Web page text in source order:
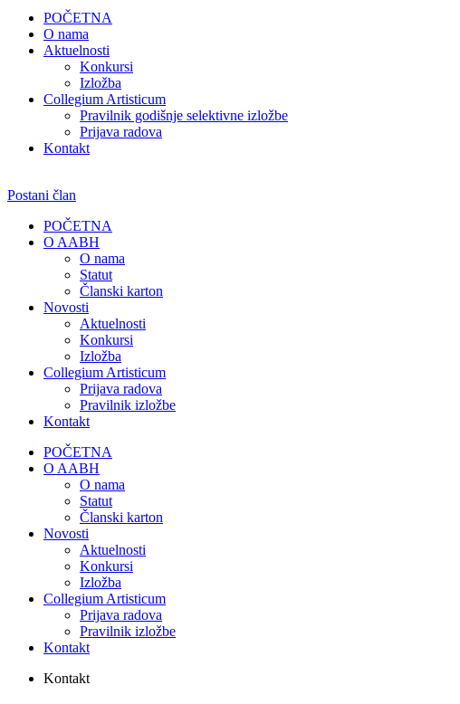
POČETNA
O nama
Aktuelnosti
Konkursi
Izložba
Collegium Artisticum
Pravilnik godišnje selektivne izložbe
Prijava radova
Kontakt
Postani član
POČETNA
O AABH
O nama
Statut
Članski karton
Novosti
Aktuelnosti
Konkursi
Izložba
Collegium Artisticum
Prijava radova
Pravilnik izložbe
Kontakt
POČETNA
O AABH
O nama
Statut
Članski karton
Novosti
Aktuelnosti
Konkursi
Izložba
Collegium Artisticum
Prijava radova
Pravilnik izložbe
Kontakt
Kontakt